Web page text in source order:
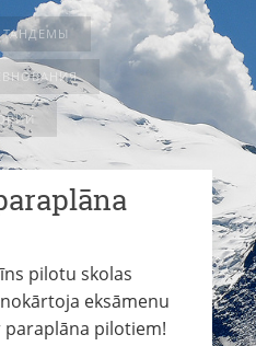
ТАНДЕМЫ
pilotu skolas
eksāmenu
pilotiem!